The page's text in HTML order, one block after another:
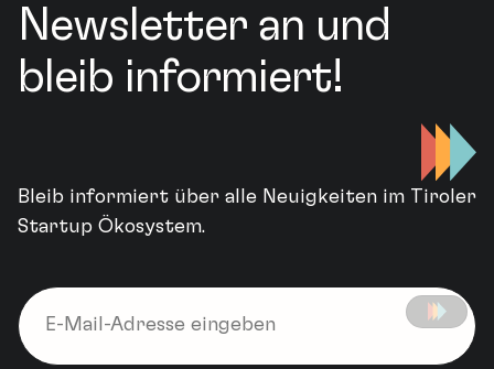
Newsletter an und
bleib informiert!
Bleib informiert über alle Neuigkeiten im Tiroler
Startup Ökosystem.